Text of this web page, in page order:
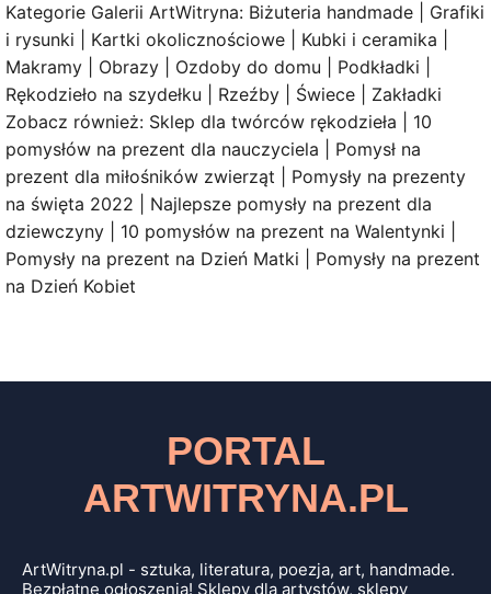
Kategorie Galerii ArtWitryna: Biżuteria handmade | Grafiki
i rysunki | Kartki okolicznościowe | Kubki i ceramika |
Makramy | Obrazy | Ozdoby do domu | Podkładki |
Rękodzieło na szydełku | Rzeźby | Świece | Zakładki
Zobacz również: Sklep dla twórców rękodzieła | 10
pomysłów na prezent dla nauczyciela | Pomysł na
prezent dla miłośników zwierząt | Pomysły na prezenty
na święta 2022 | Najlepsze pomysły na prezent dla
dziewczyny | 10 pomysłów na prezent na Walentynki |
Pomysły na prezent na Dzień Matki | Pomysły na prezent
na Dzień Kobiet
PORTAL
ARTWITRYNA.PL
ArtWitryna.pl - sztuka, literatura, poezja, art, handmade.
Bezpłatne ogłoszenia! Sklepy dla artystów, sklepy